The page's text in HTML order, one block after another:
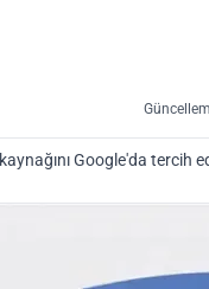
kaynağını Google'da tercih